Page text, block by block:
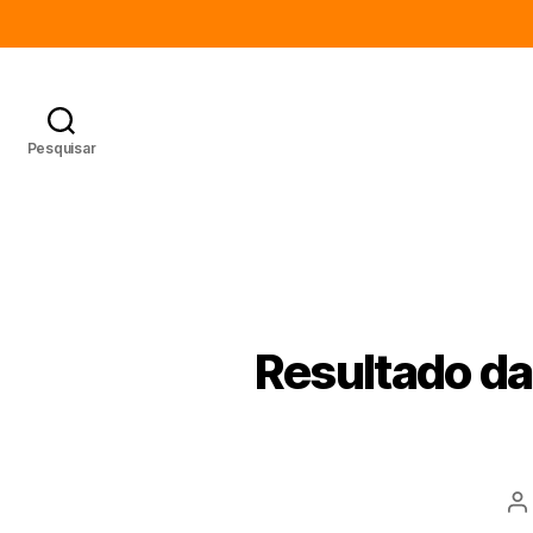
Pesquisar
Resultado